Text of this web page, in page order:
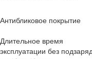
Антибликовое покрытие
Длительное время
эксплуатации без